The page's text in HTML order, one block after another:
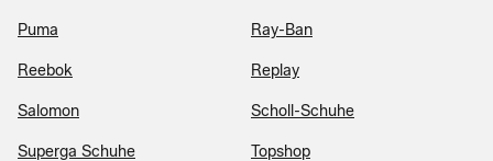
Puma Ray-Ban
Reebok Replay
Salomon Scholl-Schuhe
Superga Schuhe Topshop